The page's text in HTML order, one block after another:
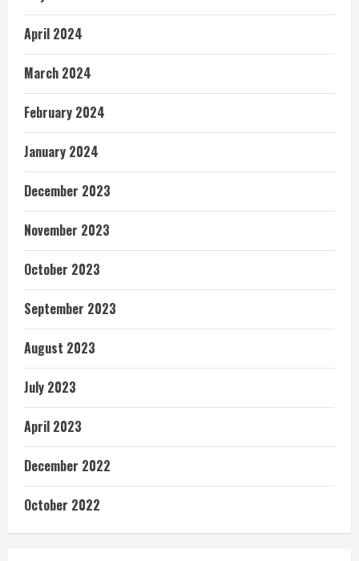
April 2024
March 2024
February 2024
January 2024
December 2023
November 2023
October 2023
September 2023
August 2023
July 2023
April 2023
December 2022
October 2022